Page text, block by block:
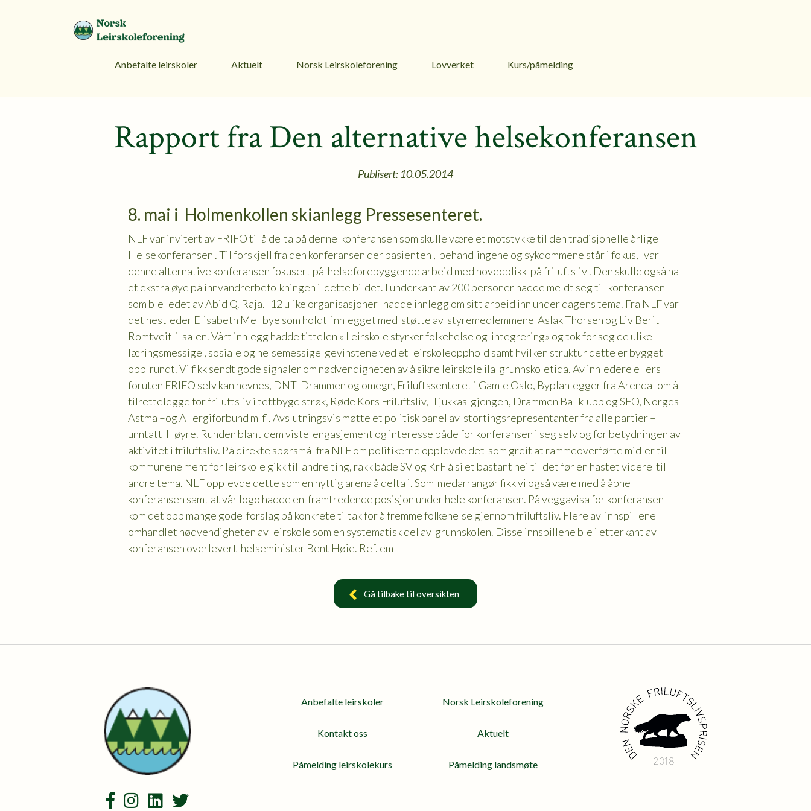
Anbefalte leirskoler Aktuelt Norsk Leirskoleforening Lovverket Kurs/påmelding
Rapport fra Den alternative helsekonferansen
Publisert: 10.05.2014
8. mai i Holmenkollen skianlegg Pressesenteret.
NLF var invitert av FRIFO til å delta på denne konferansen som skulle være et motstykke til den tradisjonelle årlige
Helsekonferansen . Til forskjell fra den konferansen der pasienten , behandlingene og sykdommene står i fokus, var
denne alternative konferansen fokusert på helseforebyggende arbeid med hovedblikk på friluftsliv . Den skulle også ha
et ekstra øye på innvandrerbefolkningen i dette bildet. I underkant av 200 personer hadde meldt seg til konferansen
som ble ledet av Abid Q. Raja. 12 ulike organisasjoner hadde innlegg om sitt arbeid inn under dagens tema. Fra NLF var
det nestleder Elisabeth Mellbye som holdt innlegget med støtte av styremedlemmene Aslak Thorsen og Liv Berit
Romtveit i salen. Vårt innlegg hadde tittelen « Leirskole styrker folkehelse og integrering» og tok for seg de ulike
læringsmessige , sosiale og helsemessige gevinstene ved et leirskoleopphold samt hvilken struktur dette er bygget
opp rundt. Vi fikk sendt gode signaler om nødvendigheten av å sikre leirskole ila grunnskoletida. Av innledere ellers
foruten FRIFO selv kan nevnes, DNT Drammen og omegn, Friluftssenteret i Gamle Oslo, Byplanlegger fra Arendal om å
tilrettelegge for friluftsliv i tettbygd strøk, Røde Kors Friluftsliv, Tjukkas-gjengen, Drammen Ballklubb og SFO, Norges
Astma –og Allergiforbund m fl. Avslutningsvis møtte et politisk panel av stortingsrepresentanter fra alle partier –
unntatt Høyre. Runden blant dem viste engasjement og interesse både for konferansen i seg selv og for betydningen av
aktivitet i friluftsliv. På direkte spørsmål fra NLF om politikerne opplevde det som greit at rammeoverførte midler til
kommunene ment for leirskole gikk til andre ting, rakk både SV og KrF å si et bastant nei til det før en hastet videre til
andre tema. NLF opplevde dette som en nyttig arena å delta i. Som medarrangør fikk vi også være med å åpne
konferansen samt at vår logo hadde en framtredende posisjon under hele konferansen. På veggavisa for konferansen
kom det opp mange gode forslag på konkrete tiltak for å fremme folkehelse gjennom friluftsliv. Flere av innspillene
omhandlet nødvendigheten av leirskole som en systematisk del av grunnskolen. Disse innspillene ble i etterkant av
konferansen overlevert helseminister Bent Høie. Ref. em
Gå tilbake til oversikten
Anbefalte leirskoler Norsk Leirskoleforening
Kontakt oss Aktuelt
Påmelding leirskolekurs Påmelding landsmøte 2018